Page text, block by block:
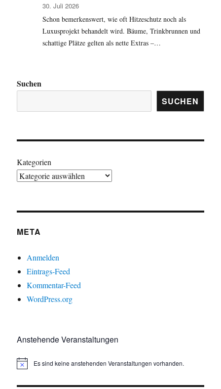
30. Juli 2026
Schon bemerkenswert, wie oft Hitzeschutz noch als
Luxusprojekt behandelt wird. Bäume, Trinkbrunnen und
schattige Plätze gelten als nette Extras –…
Suchen
SUCHEN
Kategorien
META
Anmelden
Eintrags-Feed
Kommentar-Feed
WordPress.org
Anstehende Veranstaltungen
H
Es sind keine anstehenden Veranstaltungen vorhanden.